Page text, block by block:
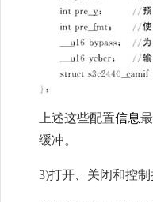
上述这些配置信息
缓冲。
3)打开、关闭和控